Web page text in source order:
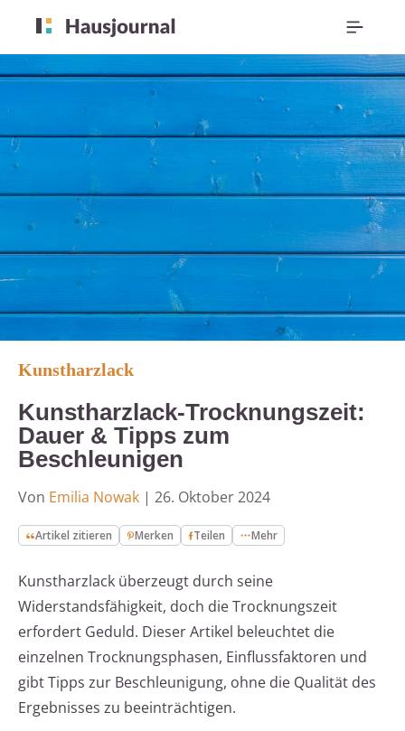
Kunstharzlack
Kunstharzlack-Trocknungszeit:
Dauer & Tipps zum
Beschleunigen
Von Emilia Nowak | 26. Oktober 2024
Artikel zitieren Merken Teilen Mehr
Kunstharzlack überzeugt durch seine
Widerstandsfähigkeit, doch die Trocknungszeit
erfordert Geduld. Dieser Artikel beleuchtet die
einzelnen Trocknungsphasen, Einflussfaktoren und
gibt Tipps zur Beschleunigung, ohne die Qualität des
Ergebnisses zu beeinträchtigen.